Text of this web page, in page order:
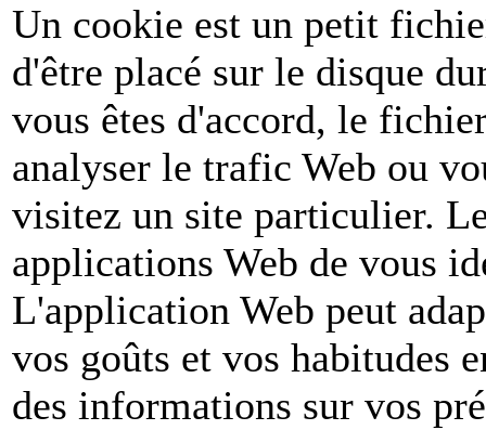
Un cookie est un petit
d'être placé sur le disque
vous êtes d'accord, le
analyser le trafic Web ou
visitez un site particulier.
applications Web de vous
L'application Web peut
vos goûts et vos habitudes
des informations sur vos